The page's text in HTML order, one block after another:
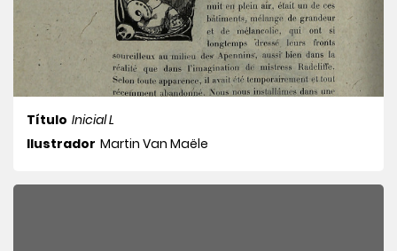
Título Inicial L
Ilustrador Martin Van Maële